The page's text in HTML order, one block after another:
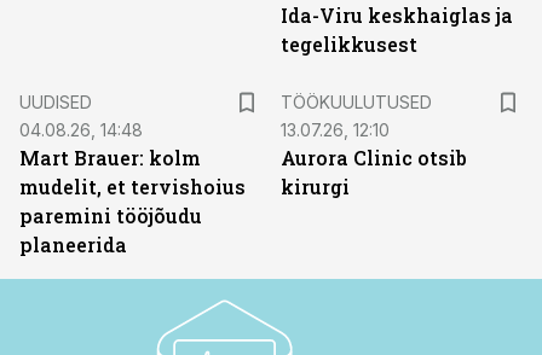
Ida-Viru keskhaiglas ja
tegelikkusest
UUDISED
04.08.26, 14:48
Mart Brauer: kolm
mudelit, et tervishoius
paremini tööjõudu
planeerida
TÖÖKUULUTUSED
13.07.26, 12:10
Aurora Clinic otsib
kirurgi